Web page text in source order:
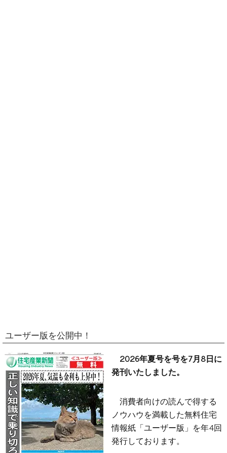
ユーザー版を公開中！
2026年夏号を号を7月8日に
発刊いたしました。
消費者向けの読んで得する
ノウハウを満載した無料住宅
情報紙「ユーザー版」を年4回
発行しております。